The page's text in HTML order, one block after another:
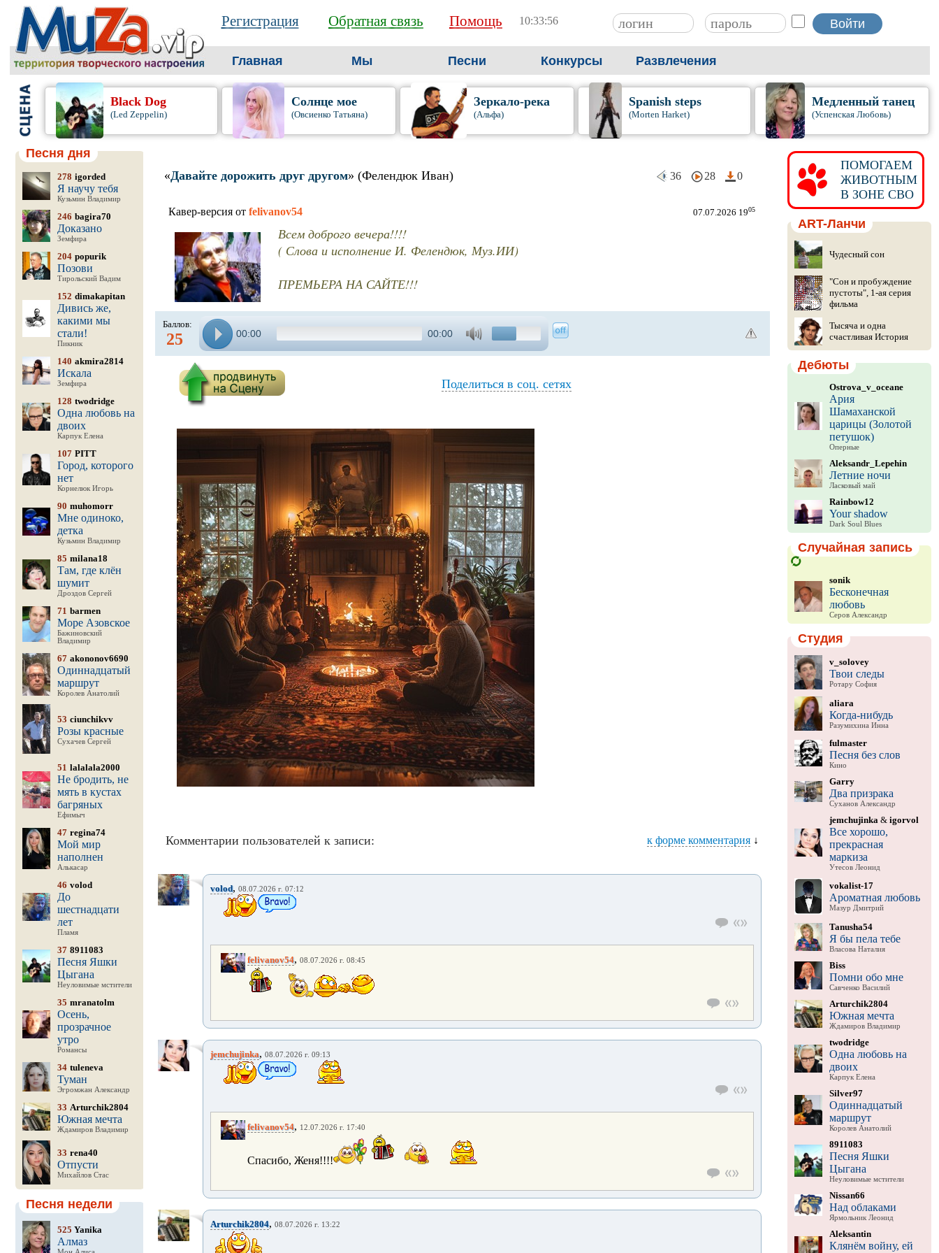
Регистрация Обратная связь Помощь 10:33:56
Главная Мы Песни Конкурсы Развлечения
Black Dog
(Led Zeppelin)
Солнце мое
(Овсиенко Татьяна)
Зеркало-река
(Альфа)
Spanish steps
(Morten Harket)
Медленный танец
(Успенская Любовь)
Песня дня
278 igorded
Я научу тебя
Кузьмин Владимир
246 bagira70
Доказано
Земфира
204 popurik
Позови
Тирольский Вадим
152 dimakapitan
Дивись же,
какими мы
стали!
Пикник
140 akmira2814
Искала
Земфира
128 twodridge
Одна любовь на
двоих
Карпук Елена
107 PITT
Город, которого
нет
Корнелюк Игорь
90 muhomorr
Мне одиноко,
детка
Кузьмин Владимир
85 milana18
Там, где клён
шумит
Дроздов Сергей
71 barmen
Море Азовское
Бажиновский
Владимир
67 akononov6690
Одиннадцатый
маршрут
Королев Анатолий
53 ciunchikvv
Розы красные
Сухачев Сергей
51 lalalala2000
Не бродить, не
мять в кустах
багряных
Ефимыч
47 regina74
Мой мир
наполнен
Алькасар
46 volod
До
шестнадцати
лет
Пламя
37 8911083
Песня Яшки
Цыгана
Неуловимые мстители
35 mranatolm
Осень,
прозрачное
утро
Романсы
34 tuleneva
Туман
Эгромжан Александр
33 Arturchik2804
Южная мечта
Ждамиров Владимир
33 rena40
Отпусти
Михайлов Стас
Песня недели
525 Yanika
Алмаз
«Давайте дорожить друг другом» (Фелендюк Иван) 36 28 0
Кавер-версия от felivanov54 07.07.2026 1905
Всем доброго вечера!!!!
( Слова и исполнение И. Фелендюк, Муз.ИИ)
ПРЕМЬЕРА НА САЙТЕ!!!
Баллов:
25 00:00 00:00
Поделиться в соц. сетях
Комментарии пользователей к записи: к форме комментария ↓
volod, 08.07.2026 г. 07:12
felivanov54, 08.07.2026 г. 08:45
jemchujinka, 08.07.2026 г. 09:13
felivanov54, 12.07.2026 г. 17:40
Спасибо, Женя!!!!
Arturchik2804, 08.07.2026 г. 13:22
ПОМОГАЕМ
ЖИВОТНЫМ
В ЗОНЕ СВО
ART-Ланчи
Чудесный сон
"Сон и пробуждение
пустоты", 1-ая серия
фильма
Тысяча и одна
счастливая История
Дебюты
Ostrova_v_oceane
Ария
Шамаханской
царицы (Золотой
петушок)
Оперные
Aleksandr_Lepehin
Летние ночи
Ласковый май
Rainbow12
Your shadow
Dark Soul Blues
Случайная запись
sonik
Бесконечная
любовь
Серов Александр
Студия
v_solovey
Твои следы
Ротару София
aliara
Когда-нибудь
Разумихина Инна
fulmaster
Песня без слов
Кино
Garry
Два призрака
Суханов Александр
jemchujinka & igorvol
Все хорошо,
прекрасная
маркиза
Утесов Леонид
vokalist-17
Ароматная любовь
Мазур Дмитрий
Tanusha54
Я бы пела тебе
Власова Наталия
Biss
Помни обо мне
Савченко Василий
Arturchik2804
Южная мечта
Ждамиров Владимир
twodridge
Одна любовь на
двоих
Карпук Елена
Silver97
Одиннадцатый
маршрут
Королев Анатолий
8911083
Песня Яшки
Цыгана
Неуловимые мстители
Nissan66
Над облаками
Ярмольник Леонид
Aleksantin
Клянём войну, ей